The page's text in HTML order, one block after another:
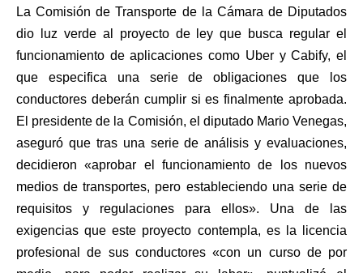
La Comisión de Transporte de la Cámara de Diputados
dio luz verde al proyecto de ley que busca regular el
funcionamiento de aplicaciones como Uber y Cabify, el
que especifica una serie de obligaciones que los
conductores deberán cumplir si es finalmente aprobada.
El presidente de la Comisión, el diputado Mario Venegas,
aseguró que tras una serie de análisis y evaluaciones,
decidieron «aprobar el funcionamiento de los nuevos
medios de transportes, pero estableciendo una serie de
requisitos y regulaciones para ellos». Una de las
exigencias que este proyecto contempla, es la licencia
profesional de sus conductores «con un curso de por